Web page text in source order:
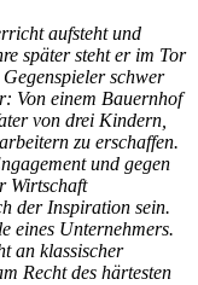
aufsteht und
später steht er im Tor
schwer
Von einem Bauernhof
von drei Kindern,
zu erschaffen.
und gegen
Wirtschaft
der Inspiration sein.
eines Unternehmers.
an klassischer
Recht des härtesten